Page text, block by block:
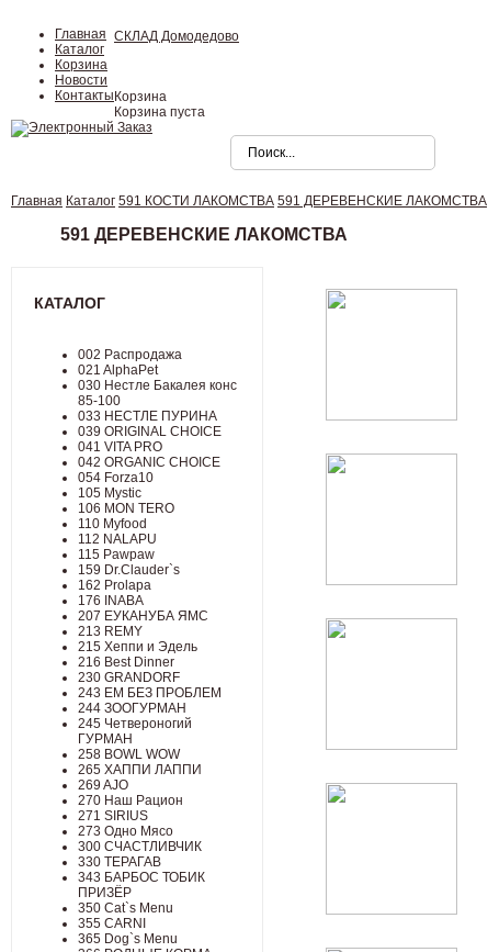
Главная
Каталог
Корзина
Новости
Контакты
СКЛАД Домодедово
Корзина
Корзина пуста
Главная Каталог 591 КОСТИ ЛАКОМСТВА 591 ДЕРЕВЕНСКИЕ ЛАКОМСТВА
591 ДЕРЕВЕНСКИЕ ЛАКОМСТВА
КАТАЛОГ
002 Распродажа
021 AlphaPet
030 Нестле Бакалея конc
85-100
033 НЕСТЛЕ ПУРИНА
039 ORIGINAL CHOICE
041 VITA PRO
042 ORGANIC CHOICE
054 Forza10
105 Mystic
106 MON TERO
110 Myfood
112 NALAPU
115 Pawpaw
159 Dr.Clauder`s
162 Prolapa
176 INABA
207 ЕУКАНУБА ЯМС
213 REMY
215 Хеппи и Эдель
216 Best Dinner
230 GRANDORF
243 ЕМ БЕЗ ПРОБЛЕМ
244 ЗООГУРМАН
245 Четвероногий
ГУРМАН
258 BOWL WOW
265 ХАППИ ЛАППИ
269 AJO
270 Наш Рацион
271 SIRIUS
273 Одно Мясо
300 СЧАСТЛИВЧИК
330 ТЕРАГАВ
343 БАРБОС ТОБИК
ПРИЗЁР
350 Cat`s Menu
355 CARNI
365 Dog`s Menu